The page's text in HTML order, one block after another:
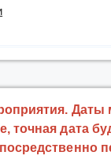
Даты
точная дата